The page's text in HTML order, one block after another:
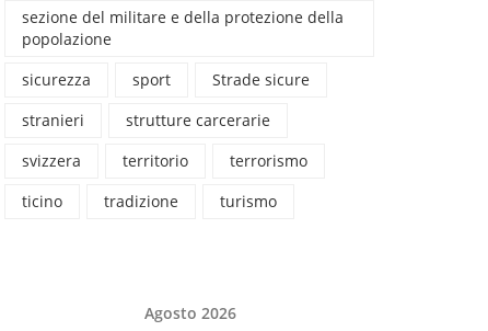
sezione del militare e della protezione della
popolazione
sicurezza
sport
Strade sicure
stranieri
strutture carcerarie
svizzera
territorio
terrorismo
ticino
tradizione turismo
Agosto 2026